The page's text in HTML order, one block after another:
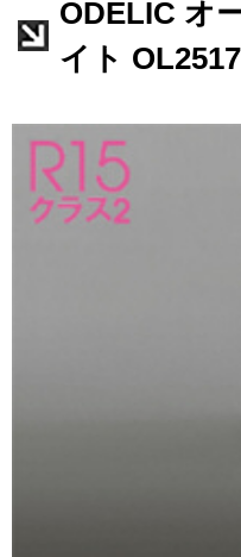
ODELIC オ
イト